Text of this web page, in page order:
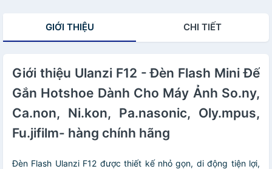
Shoe PT-3
GIỚI THIỆU CHI TIẾT
Giới thiệu Ulanzi F12 - Đèn Flash Mini Đế
Gắn Hotshoe Dành Cho Máy Ảnh So.ny,
Ca.non, Ni.kon, Pa.nasonic, Oly.mpus,
Fu.jifilm- hàng chính hãng
Đèn Flash Ulanzi F12 được thiết kế nhỏ gọn, di động tiện lợi,